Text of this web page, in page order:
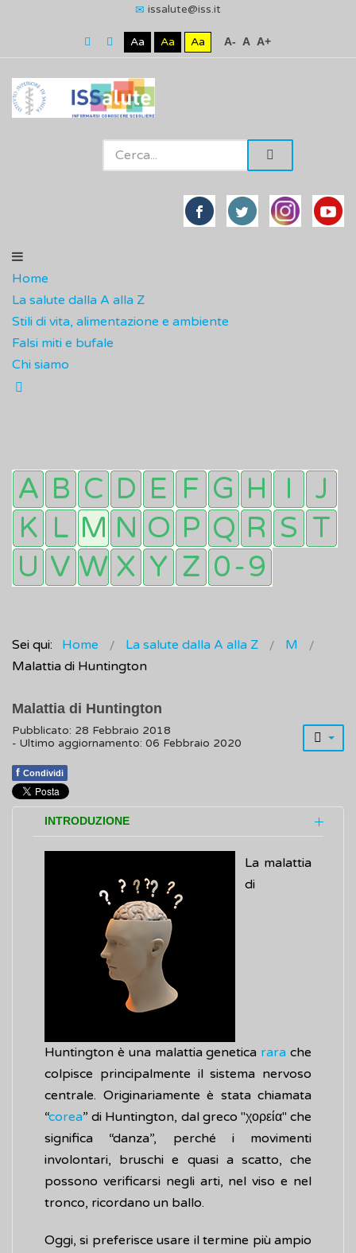
issalute@iss.it
Aa Aa Aa A- A A+
Home
La salute dalla A alla Z
Stili di vita, alimentazione e ambiente
Falsi miti e bufale
Chi siamo
Sei qui: Home La salute dalla A alla Z
M
Malattia di Huntington
Malattia di Huntington
Pubblicato: 28 Febbraio 2018
- Ultimo aggiornamento: 06 Febbraio 2020
f Condividi
INTRODUZIONE
La malattia
di
Huntington è una malattia genetica rara che
colpisce principalmente il sistema nervoso
centrale. Originariamente è stata chiamata
“corea” di Huntington, dal greco "χορεία" che
significa “danza”, perché i movimenti
involontari, bruschi e quasi a scatto, che
possono verificarsi negli arti, nel viso e nel
tronco, ricordano un ballo.
Oggi, si preferisce usare il termine più ampio